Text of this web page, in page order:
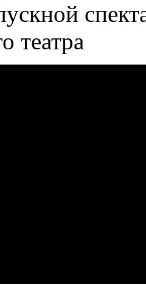
театра